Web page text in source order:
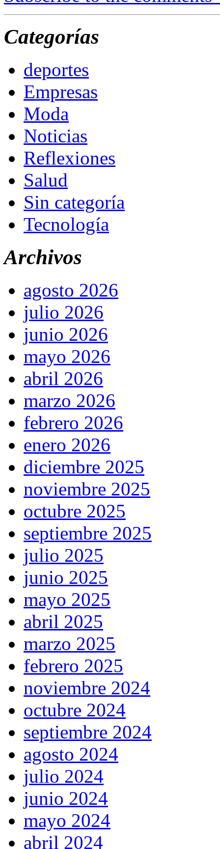
Categorías
deportes
Empresas
Moda
Noticias
Reflexiones
Salud
Sin categoría
Tecnología
Archivos
agosto 2026
julio 2026
junio 2026
mayo 2026
abril 2026
marzo 2026
febrero 2026
enero 2026
diciembre 2025
noviembre 2025
octubre 2025
septiembre 2025
julio 2025
junio 2025
mayo 2025
abril 2025
marzo 2025
febrero 2025
noviembre 2024
octubre 2024
septiembre 2024
agosto 2024
julio 2024
junio 2024
mayo 2024
abril 2024